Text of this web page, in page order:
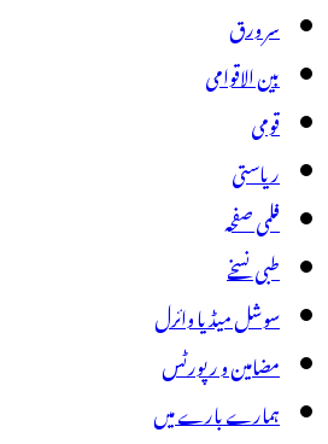
سر ورق
بین الاقوامی
قومی
ریاستی
فلمی صفحہ
طبی نسخے
سوشل میڈیا وائرل
مضامین و رپورٹس
ہمارے بارے میں